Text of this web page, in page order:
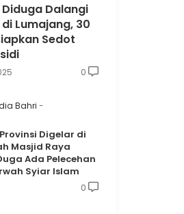
Diduga Dalangi
Lumajang, 30
Sedot
0
Bahri
Digelar di
Masjid Raya
Ada Pelecehan
Syiar Islam
0